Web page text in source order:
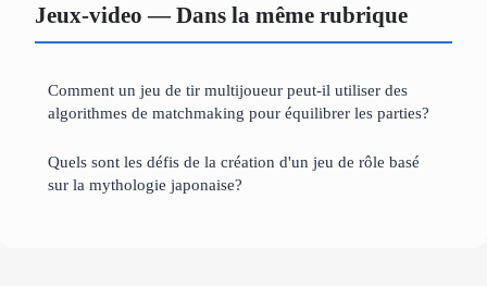
Jeux-video — Dans la même rubrique
Comment un jeu de tir multijoueur peut-il utiliser des
algorithmes de matchmaking pour équilibrer les parties?
Quels sont les défis de la création d'un jeu de rôle basé
sur la mythologie japonaise?